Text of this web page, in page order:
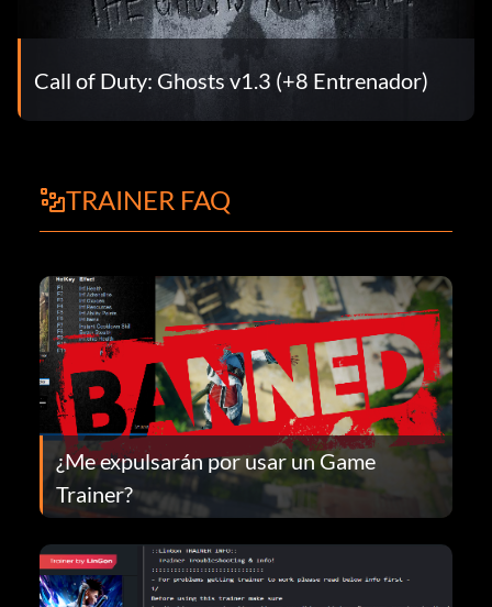
Call of Duty: Ghosts v1.3 (+8 Entrenador)
TRAINER FAQ
¿Me expulsarán por usar un Game
Trainer?